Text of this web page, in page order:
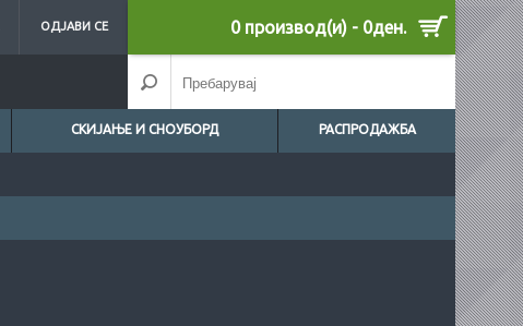
ОДЈАВИ СЕ 0 производ(и) - 0ден.
СКИЈАЊЕ И СНОУБОРД РАСПРОДАЖБА